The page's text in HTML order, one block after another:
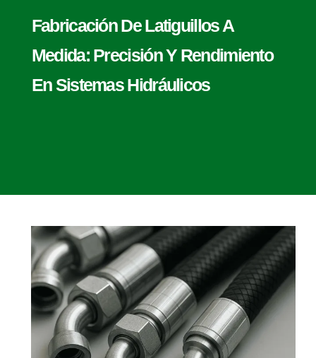
Fabricación De Latiguillos A
Medida: Precisión Y Rendimiento
En Sistemas Hidráulicos